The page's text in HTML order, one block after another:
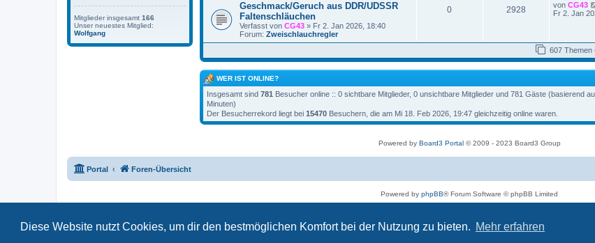
Diese Website nutzt Cookies, um dir den bestmöglichen Komfort bei der Nutzung zu bieten. Mehr erfahren
Geschmack/Geruch aus DDR/UDSSR
Faltenschläuchen
Verfasst von CG43 » Fr 2. Jan 2026, 18:40
Forum: Zweischlauchregler
0 2928 von CG43
Fr 2. Jan
607 Themen
WER IST ONLINE?
Insgesamt sind 781 Besucher online :: 0 sichtbare Mitglieder, 0 unsichtbare Mitglieder und 781 Gäste (basierend
Minuten)
Der Besucherrekord liegt bei 15470 Besuchern, die am Mi 18. Feb 2026, 19:47 gleichzeitig online waren.
Mitglieder insgesamt 166
Unser neuestes Mitglied:
Wolfgang
Powered by Board3 Portal© 2009 - 2023 Board3 Group
Portal Foren-Übersicht
Powered by phpBB® Forum Software © phpBB Limited